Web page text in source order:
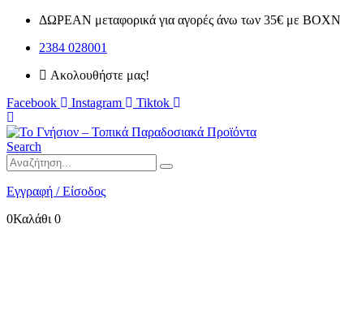
ΔΩΡΕΑΝ μεταφορικά για αγορές άνω των 35€ με
2384 028001
Ακολουθήστε μας!
Facebook
Instagram Tiktok
Search
Εγγραφή / Είσοδος
0Καλάθι 0